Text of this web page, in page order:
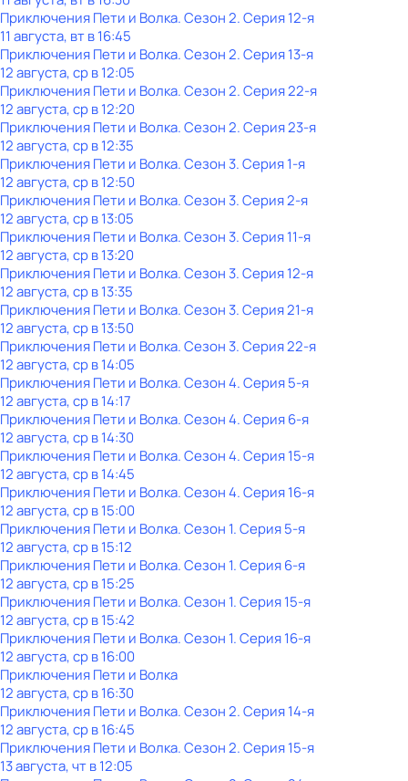
Приключения Пети и Волка. Сезон 2. Серия 12-я
11 августа, вт в 16:45
Приключения Пети и Волка. Сезон 2. Серия 13-я
12 августа, ср в 12:05
Приключения Пети и Волка. Сезон 2. Серия 22-я
12 августа, ср в 12:20
Приключения Пети и Волка. Сезон 2. Серия 23-я
12 августа, ср в 12:35
Приключения Пети и Волка. Сезон 3. Серия 1-я
12 августа, ср в 12:50
Приключения Пети и Волка. Сезон 3. Серия 2-я
12 августа, ср в 13:05
Приключения Пети и Волка. Сезон 3. Серия 11-я
12 августа, ср в 13:20
Приключения Пети и Волка. Сезон 3. Серия 12-я
12 августа, ср в 13:35
Приключения Пети и Волка. Сезон 3. Серия 21-я
12 августа, ср в 13:50
Приключения Пети и Волка. Сезон 3. Серия 22-я
12 августа, ср в 14:05
Приключения Пети и Волка. Сезон 4. Серия 5-я
12 августа, ср в 14:17
Приключения Пети и Волка. Сезон 4. Серия 6-я
12 августа, ср в 14:30
Приключения Пети и Волка. Сезон 4. Серия 15-я
12 августа, ср в 14:45
Приключения Пети и Волка. Сезон 4. Серия 16-я
12 августа, ср в 15:00
Приключения Пети и Волка. Сезон 1. Серия 5-я
12 августа, ср в 15:12
Приключения Пети и Волка. Сезон 1. Серия 6-я
12 августа, ср в 15:25
Приключения Пети и Волка. Сезон 1. Серия 15-я
12 августа, ср в 15:42
Приключения Пети и Волка. Сезон 1. Серия 16-я
12 августа, ср в 16:00
Приключения Пети и Волка
12 августа, ср в 16:30
Приключения Пети и Волка. Сезон 2. Серия 14-я
12 августа, ср в 16:45
Приключения Пети и Волка. Сезон 2. Серия 15-я
13 августа, чт в 12:05